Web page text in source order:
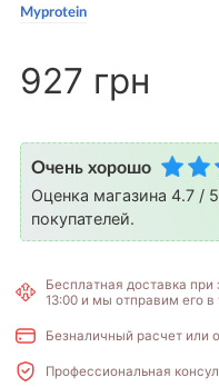
Myprotein
927 грн
Очень хорошо
Оценка магазина 4.7 /
покупателей.
Бесплатная доставка при
13:00 и мы отправим его в
Безналичный расчет
Профессиональная